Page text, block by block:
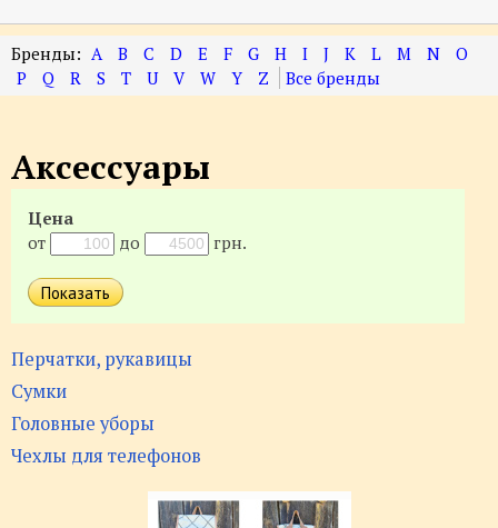
A B C D E F G H I J K L M N
O
P
Q R S T U V W Y Z
Аксессуары
Цена
от
до грн.
Перчатки, рукавицы
Сумки
Головные уборы
Чехлы для телефонов